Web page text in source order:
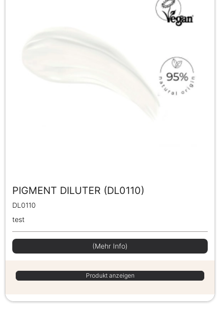
PIGMENT DILUTER (DL0110)
DL0110
test
(Mehr Info)
Produkt anzeigen